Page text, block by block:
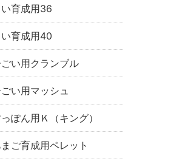
い育成用36
い育成用40
い用クランブル
い用マッシュ
ぽん用Ｋ（キング）
ご育成用ペレット